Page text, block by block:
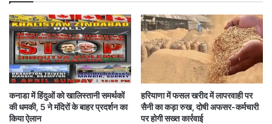
कनाडा में हिंदुओं को खालिस्तानी समर्थकों
की धमकी, 5 ने मंदिरों के बाहर प्रदर्शन का
किया ऐलान
हरियाणा में फसल खरीद में लापरवाही पर
सैनी का कड़ा रुख, दोषी अफसर-कर्मचारी
पर होगी सख्त कार्रवाई